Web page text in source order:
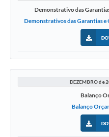
Demonstrativo das
Demonstrativos das Garantias
DEZEMBRO de
Balanço
Balanço